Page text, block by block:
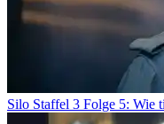
Silo Staffel 3 Folge 5: Wie